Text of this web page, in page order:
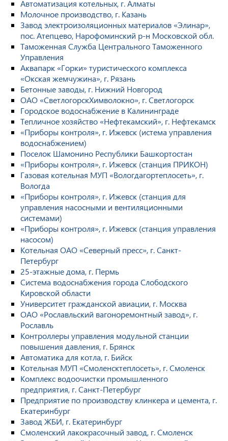
Автоматизация котельных, г. Алматы
Молочное производство, г. Казань
Завод электроизоляционных материалов «Элинар»,
пос. Атепцево, Нарофоминский р-н Московской обл.
Таможенная Служба Центрального Таможенного
Управления
Аквапарк «Горки» туристического комплекса
«Окская жемчужина», г. Рязань
Бетонные заводы, г. Нижний Новгород
ОАО «СветлогорскХимволокно», г. Светлогорск
Городское водоснабжение в Калининграде
Тепличное хозяйство «Нефтекамский», г. Нефтекамск
«Приборы контроля», г. Ижевск (истема управления
водоснабжением)
Поселок Шамонино Республики Башкортостан
«Приборы контроля», г. Ижевск (станция ПРИКОН)
Газовая котельная МУП «Вологдагортеплосеть», г.
Вологда
«Приборы контроля», г. Ижевск (станция для
управления насосными и вентиляционными
системами)
«Приборы контроля», г. Ижевск (станция управления
насосом)
Котельная ОАО «Северный пресс», г. Санкт-
Петербург
25-этажные дома, г. Пермь
Система водоснабжения города Слободского
Кировской области
Университет гражданской авиации, г. Москва
ОАО «Рославльский вагоноремонтный завод», г.
Рославль
Контроллеры управления модульной станции
повышения давления, г. Брянск
Автоматика для котла, г. Бийск
Котельная МУП «Смоленсктеплосеть», г. Смоленск
Комплекс водоочистки промышленного
предприятия, г. Санкт-Петербург
Предприятие по производству клинкера и цемента, г.
Екатеринбург
Завод ЖБИ, г. Екатеринбург
Смоленский лакокрасочный завод, г. Смоленск